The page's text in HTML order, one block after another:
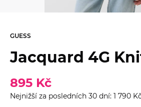
GUESS
Jacquard 4G
895 Kč
Nejnižší za posledních 30 dní: 1 790